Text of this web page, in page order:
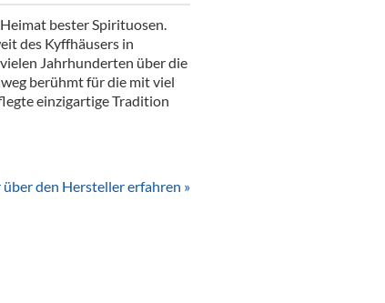
bester Spirituosen.
des Kyffhäusers in
Jahrhunderten über die
berühmt für die mit viel
einzigartige Tradition
den Hersteller erfahren »